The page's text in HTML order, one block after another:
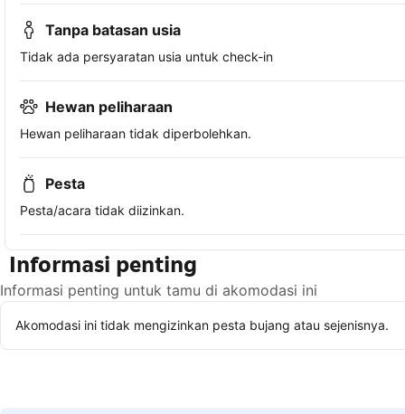
Tanpa batasan usia
Tidak ada persyaratan usia untuk check-in
Hewan peliharaan
Hewan peliharaan tidak diperbolehkan.
Pesta
Pesta/acara tidak diizinkan.
Informasi penting
Informasi penting untuk tamu di akomodasi ini
Akomodasi ini tidak mengizinkan pesta bujang atau sejenisnya.